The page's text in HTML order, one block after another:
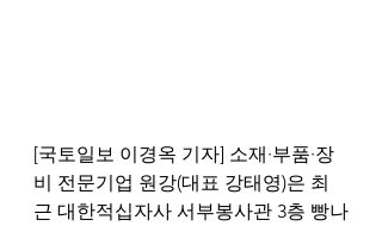
[국토일보 이경옥 기자] 소재·부품·장
비 전문기업 원강(대표 강태영)은 최
근 대한적십자사 서부봉사관 3층 빵나